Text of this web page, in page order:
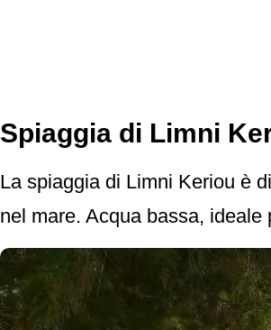
Spiaggia di Limni
La spiaggia di Limni Keriou è
nel mare. Acqua bassa, ideale